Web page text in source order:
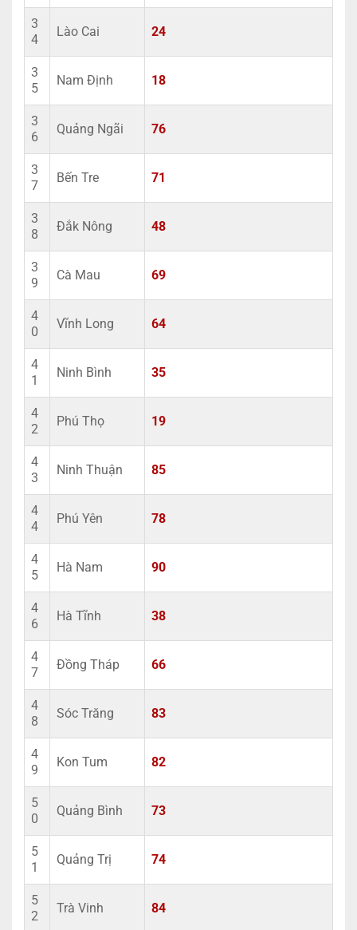
3
4
Lào Cai 24
3
5
Nam Định 18
3
6
Quảng Ngãi 76
3
7
Bến Tre 71
3
8
Đắk Nông 48
3
9
Cà Mau 69
4
0
Vĩnh Long 64
4
1
Ninh Bình 35
4
2
Phú Thọ 19
4
3
Ninh Thuận 85
4
4
Phú Yên 78
4
5
Hà Nam 90
4
6
Hà Tĩnh 38
4
7
Đồng Tháp 66
4
8
Sóc Trăng 83
4
9
Kon Tum 82
5
0
Quảng Bình 73
5
1
Quảng Trị 74
5
2
Trà Vinh 84